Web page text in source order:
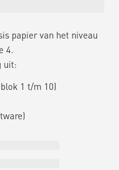
papier van het niveau
4.
uit:
1 t/m 10)